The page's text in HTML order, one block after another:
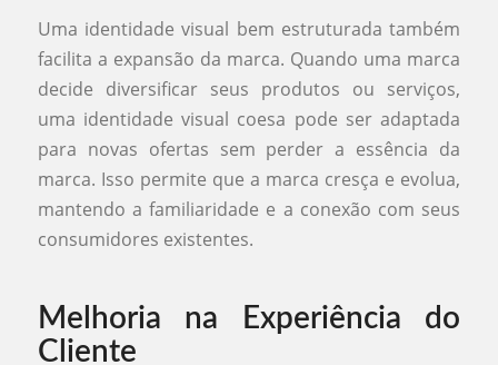
Uma identidade visual bem estruturada também
facilita a expansão da marca. Quando uma marca
decide diversificar seus produtos ou serviços,
uma identidade visual coesa pode ser adaptada
para novas ofertas sem perder a essência da
marca. Isso permite que a marca cresça e evolua,
mantendo a familiaridade e a conexão com seus
consumidores existentes.
Melhoria na Experiência do
Cliente